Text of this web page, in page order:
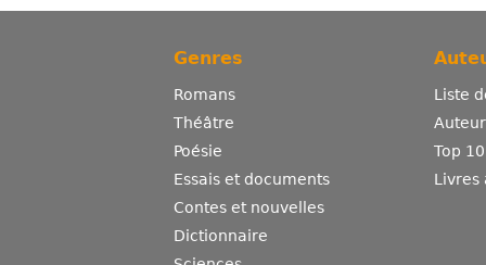
Genres
Romans
Théâtre
Poésie
Essais et documents
Contes et nouvelles
Dictionnaire
Liste
Top
Livres